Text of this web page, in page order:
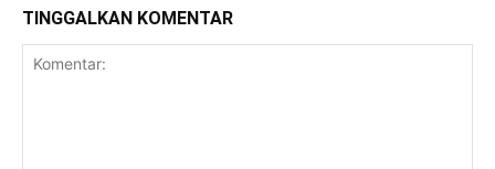
TINGGALKAN KOMENTAR